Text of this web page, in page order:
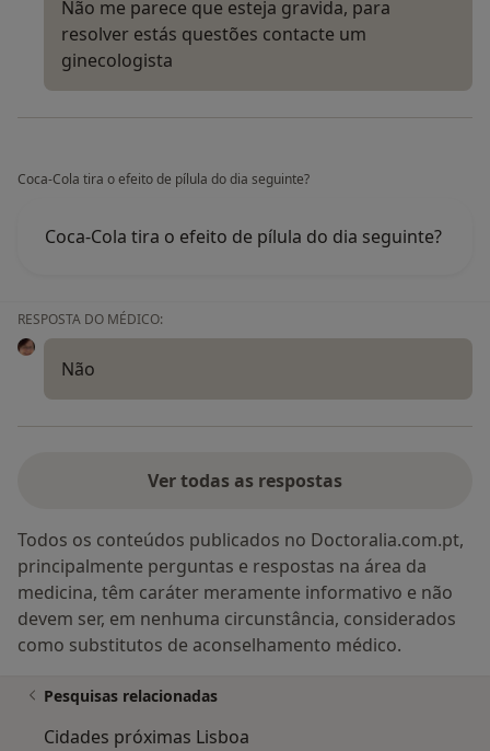
Não me parece que esteja gravida, para
resolver estás questões contacte um
ginecologista
Coca-Cola tira o efeito de pílula do dia seguinte?
Coca-Cola tira o efeito de pílula do dia seguinte?
RESPOSTA DO MÉDICO:
Não
Ver todas as respostas
Todos os conteúdos publicados no Doctoralia.com.pt,
principalmente perguntas e respostas na área da
medicina, têm caráter meramente informativo e não
devem ser, em nenhuma circunstância, considerados
como substitutos de aconselhamento médico.
Pesquisas relacionadas
Cidades próximas Lisboa